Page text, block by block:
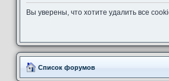
Вы уверены, что хотите удалить все
Список форумов